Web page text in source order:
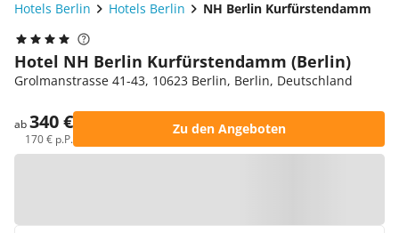
Hotels Berlin
Hotels Berlin NH Berlin Kurfürstendamm
Hotel NH Berlin Kurfürstendamm (Berlin)
Grolmanstrasse 41-43, 10623 Berlin, Berlin, Deutschland
ab340 €
170 € p.P.
Zu den Angeboten